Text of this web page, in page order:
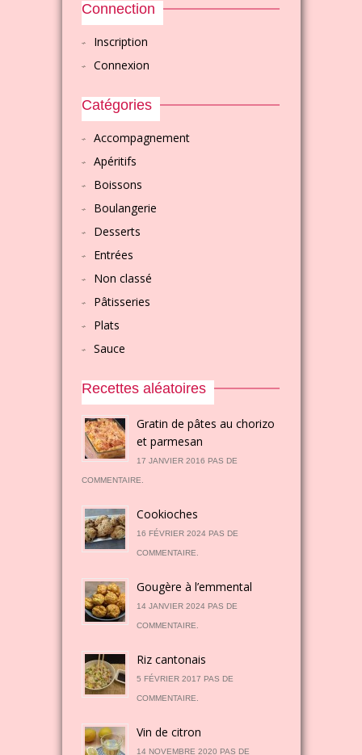
Connection
Inscription
Connexion
Catégories
Accompagnement
Apéritifs
Boissons
Boulangerie
Desserts
Entrées
Non classé
Pâtisseries
Plats
Sauce
Recettes aléatoires
Gratin de pâtes au chorizo
et parmesan
17 JANVIER 2016 PAS DE
COMMENTAIRE.
Cookioches
16 FÉVRIER 2024 PAS DE
COMMENTAIRE.
Gougère à l’emmental
14 JANVIER 2024 PAS DE
COMMENTAIRE.
Riz cantonais
5 FÉVRIER 2017 PAS DE
COMMENTAIRE.
Vin de citron
14 NOVEMBRE 2020 PAS DE